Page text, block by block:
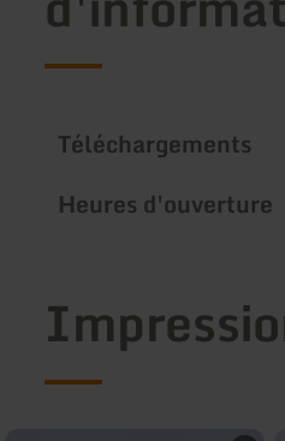
Téléchargements
Heures d'ouverture